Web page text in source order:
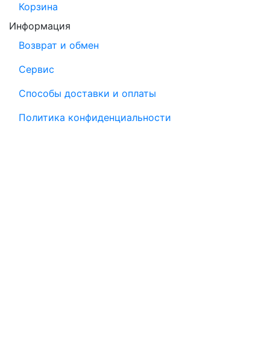
Корзина
Информация
Возврат и обмен
Сервис
Способы доставки и оплаты
Политика конфиденциальности